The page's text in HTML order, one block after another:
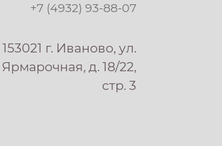
+7 (4932) 93-88-07
153021 г. Иваново, ул.
Ярмарочная, д. 18/22,
стр. 3